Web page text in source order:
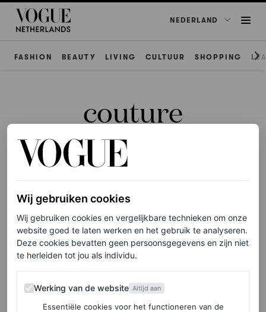
NEDERLAND
FASHION BEAUTY LIVING CULTUUR SHOPPING
couture
De meest show-stopping
streetstyle op Couture
Fashion Week herfst/winter
2026
VOGUE
Wij gebruiken cookies
Wij gebruiken cookies en vergelijkbare technieken om onze
website goed te laten werken en het gebruik te analyseren.
Deze cookies bevatten geen persoonsgegevens en zijn niet
te herleiden tot jou als individu.
Werking van de website
Werking van de website Altijd aan
Essentiële cookies voor het functioneren van de